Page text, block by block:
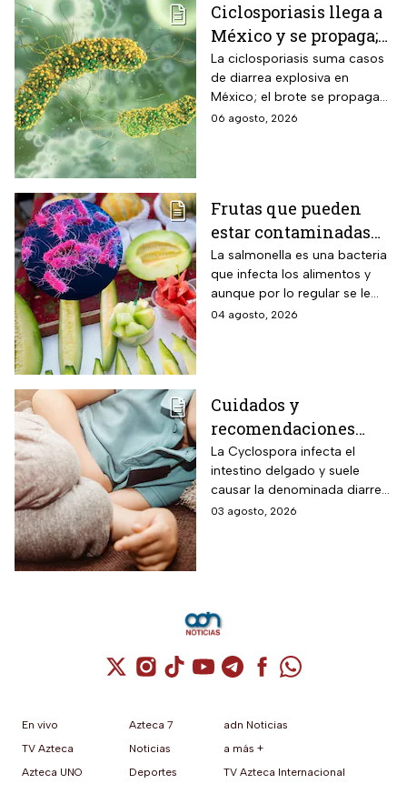
Ciclosporiasis llega a
México y se propaga;
activan protocolos
para revisar frutas y
verduras
La ciclosporiasis suma casos
de diarrea explosiva en
México; el brote se propaga
en el territorio nacional
06 agosto, 2026
Frutas que pueden
estar contaminadas
de salmonella y cómo
protegerte del
contagio
La salmonella es una bacteria
que infecta los alimentos y
aunque por lo regular se le
relaciona con el huevo,
04 agosto, 2026
Cuidados y
recomendaciones
para niños ante los
riesgos por cyclospora
La Cyclospora infecta el
intestino delgado y suele
causar la denominada diarrea
explosiva, de acuerdo con
03 agosto, 2026
Cuenta de X / Twitter (se abre en una
Cuenta de Instagram (se abre en una
Cuenta de TikTok (se abre en
Cuenta de YouTube (se abre
Cuenta de Telegram (se
Cuenta de
Cuenta de
En vivo
TV Azteca
Azteca UNO
Azteca 7
Noticias
Deportes
adn Noticias
a más +
TV Azteca Internacional